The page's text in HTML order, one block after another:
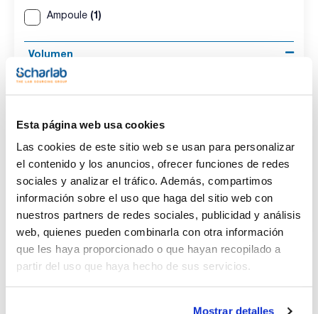
Esta página web usa cookies
Las cookies de este sitio web se usan para personalizar
el contenido y los anuncios, ofrecer funciones de redes
sociales y analizar el tráfico. Además, compartimos
información sobre el uso que haga del sitio web con
nuestros partners de redes sociales, publicidad y análisis
web, quienes pueden combinarla con otra información
que les haya proporcionado o que hayan recopilado a
partir del uso que haya hecho de sus servicios.
Mostrar detalles
Ampoule (1)
Volumen
1 mL
CAS
[3397-62-4](1)
Disolvente
Acetonitrile
Envase
Ampoule 1 mL